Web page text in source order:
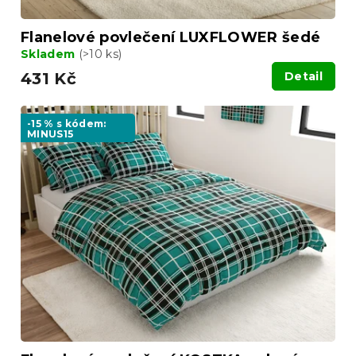
Flanelové povlečení LUXFLOWER šedé
Skladem (>10 ks)
431 Kč Detail
-15 % s kódem:
MINUS15